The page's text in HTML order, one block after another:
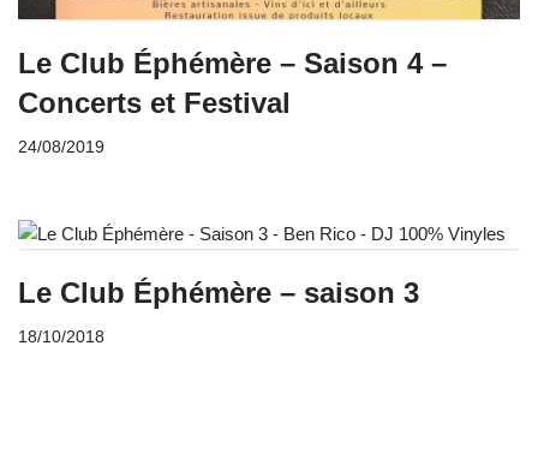
Le Club Éphémère – Saison 4 –
Concerts et Festival
24/08/2019
Le Club Éphémère – saison 3
18/10/2018